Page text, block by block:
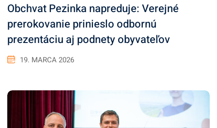
Obchvat Pezinka napreduje: Verejné
prerokovanie prinieslo odbornú
prezentáciu aj podnety obyvateľov
19. MARCA 2026